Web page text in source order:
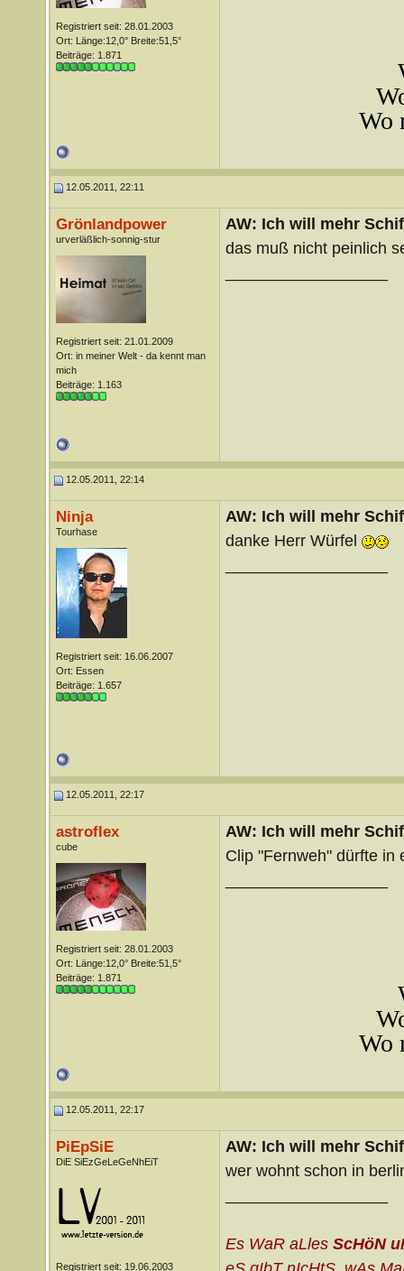
Registriert seit: 28.01.2003
Ort: Länge:12,0° Breite:51,5°
Beiträge: 1.871
Wo
12.05.2011, 22:11
Grönlandpower
urverläßlich-sonnig-stur
Registriert seit: 21.01.2009
Ort: in meiner Welt - da kennt man
mich
Beiträge: 1.163
AW: Ich will mehr
das muß nicht peinlich
12.05.2011, 22:14
Ninja
Tourhase
Registriert seit: 16.06.2007
Ort: Essen
Beiträge: 1.657
AW: Ich will mehr
danke Herr Würfel
12.05.2011, 22:17
astroflex
cube
Registriert seit: 28.01.2003
Ort: Länge:12,0° Breite:51,5°
Beiträge: 1.871
AW: Ich will mehr
Clip "Fernweh" dürfte in
Wo
12.05.2011, 22:17
PiEpSiE
DiE SiEzGeLeGeNhEiT
Registriert seit: 19.06.2003
AW: Ich will mehr
wer wohnt schon in
Es WaR aLles ScHöN